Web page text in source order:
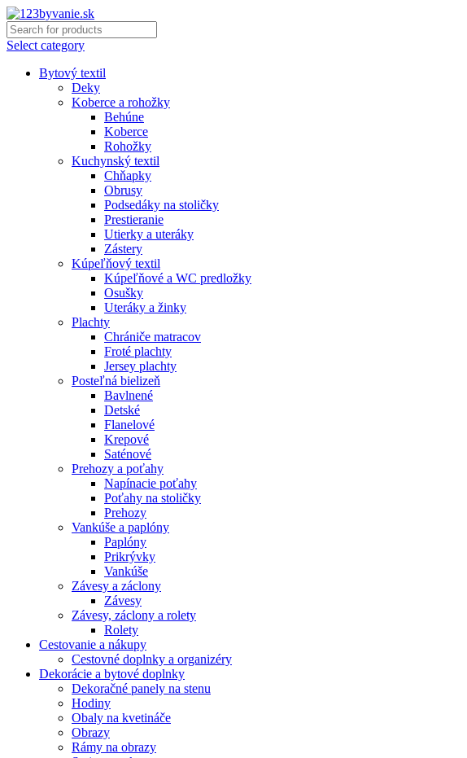
Select category
Bytový textil
Deky
Koberce a rohožky
Behúne
Koberce
Rohožky
Kuchynský textil
Chňapky
Obrusy
Podsedáky na stoličky
Prestieranie
Utierky a uteráky
Zástery
Kúpeľňový textil
Kúpeľňové a WC predložky
Osušky
Uteráky a žinky
Plachty
Chrániče matracov
Froté plachty
Jersey plachty
Posteľná bielizeň
Bavlnené
Detské
Flanelové
Krepové
Saténové
Prehozy a poťahy
Napínacie poťahy
Poťahy na stoličky
Prehozy
Vankúše a paplóny
Paplóny
Prikrývky
Vankúše
Závesy a záclony
Závesy
Závesy, záclony a rolety
Rolety
Cestovanie a nákupy
Cestovné doplnky a organizéry
Dekorácie a bytové doplnky
Dekoračné panely na stenu
Hodiny
Obaly na kvetináče
Obrazy
Rámy na obrazy